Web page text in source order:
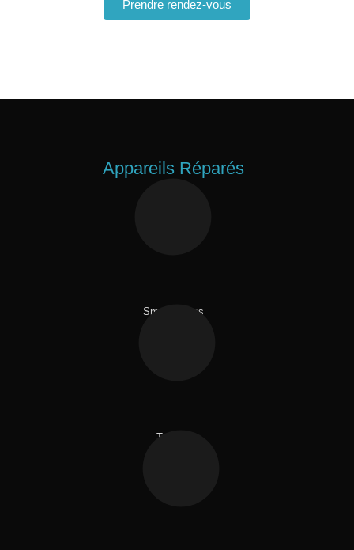
Prendre rendez-vous
Appareils Réparés
Smartphones
Tablettes